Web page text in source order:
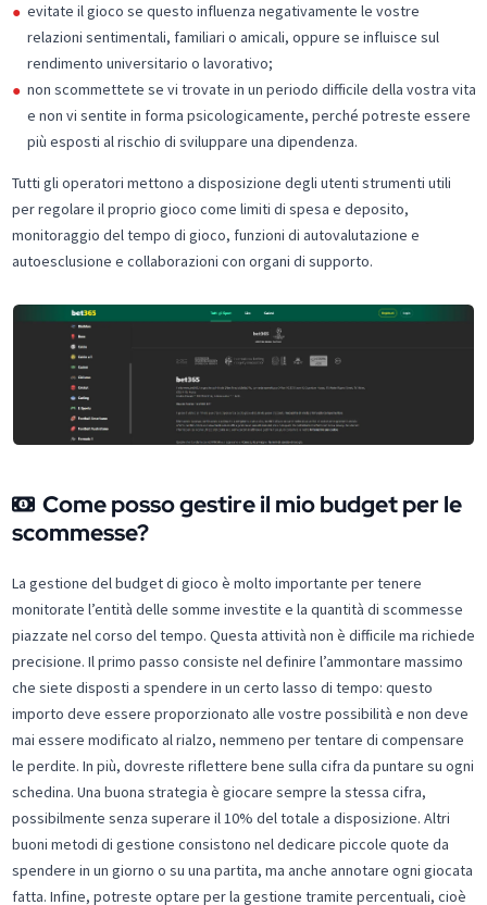
evitate il gioco se questo influenza negativamente le vostre
relazioni sentimentali, familiari o amicali, oppure se influisce sul
rendimento universitario o lavorativo;
non scommettete se vi trovate in un periodo difficile della vostra vita
e non vi sentite in forma psicologicamente, perché potreste essere
più esposti al rischio di sviluppare una dipendenza.
Tutti gli operatori mettono a disposizione degli utenti strumenti utili
per regolare il proprio gioco come limiti di spesa e deposito,
monitoraggio del tempo di gioco, funzioni di autovalutazione e
autoesclusione e collaborazioni con organi di supporto.
Come posso gestire il mio budget per le
scommesse?
La gestione del budget di gioco è molto importante per tenere
monitorate l’entità delle somme investite e la quantità di scommesse
piazzate nel corso del tempo. Questa attività non è difficile ma richiede
precisione. Il primo passo consiste nel definire l’ammontare massimo
che siete disposti a spendere in un certo lasso di tempo: questo
importo deve essere proporzionato alle vostre possibilità e non deve
mai essere modificato al rialzo, nemmeno per tentare di compensare
le perdite. In più, dovreste riflettere bene sulla cifra da puntare su ogni
schedina. Una buona strategia è giocare sempre la stessa cifra,
possibilmente senza superare il 10% del totale a disposizione. Altri
buoni metodi di gestione consistono nel dedicare piccole quote da
spendere in un giorno o su una partita, ma anche annotare ogni giocata
fatta. Infine, potreste optare per la gestione tramite percentuali, cioè